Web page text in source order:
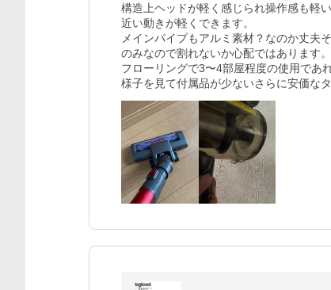
構造上ヘッドが軽く感じられ操作感も軽
近い動きが軽くできます。
メインパイプもアルミ素材？なのか丈夫
のみなので割れないか心配ではあります。
フローリングで3〜4部屋程度の使用であ
様子を見て付属品が少ないさらに安価な